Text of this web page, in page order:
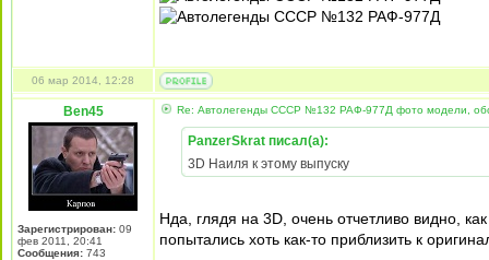
06 мар 2014, 12:28
Ben45
Зарегистрирован: 09
фев 2011, 20:41
Сообщения: 743
Re: Автолегенды СССР №132 РАФ-977Д фото модели,
PanzerSkrat писал(а):
3D Наиля к этому выпуску
Нда, глядя на 3D, очень отчетливо видно,
попытались хоть как-то приблизить к